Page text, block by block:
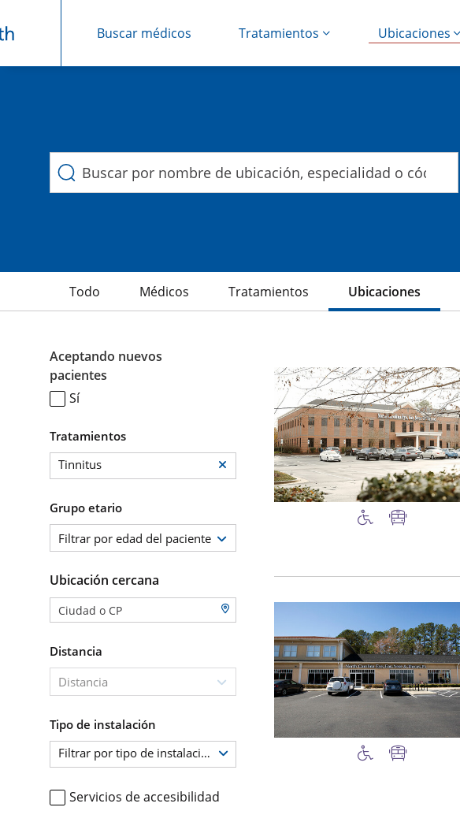
Buscar médicos Tratamientos Ubicaciones
Todo Médicos Tratamientos Ubicaciones
Aceptando nuevos
pacientes
Sí
Tratamientos
Tinnitus
Grupo etario
Filtrar por edad del paciente
Ubicación cercana
Distancia
Distancia
Tipo de instalación
Filtrar por tipo de instalación
Servicios de accesibilidad